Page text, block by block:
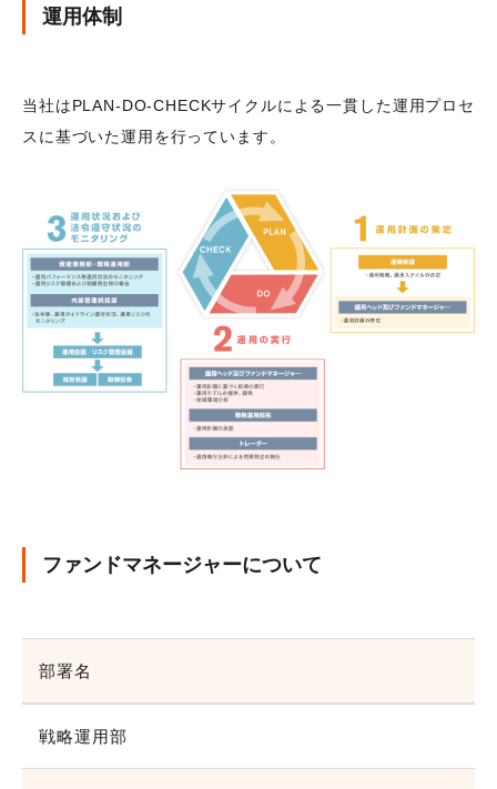
運用体制
当社はPLAN-DO-CHECKサイクルによる一貫した運用プロセ
スに基づいた運用を行っています。
ファンドマネージャーについて
部署名
戦略運用部